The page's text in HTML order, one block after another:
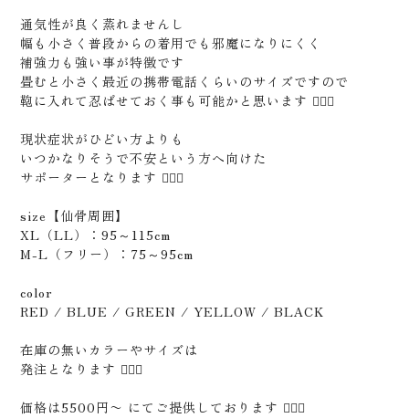
通気性が良く蒸れませんし
幅も小さく普段からの着用でも邪魔になりにくく
補強力も強い事が特徴です
畳むと小さく最近の携帯電話くらいのサイズですので
鞄に入れて忍ばせておく事も可能かと思います 🙆🏻‍♂️
現状症状がひどい方よりも
いつかなりそうで不安という方へ向けた
サポーターとなります 🙋🏻‍♂️
size【仙骨周囲】
XL（LL）：95～115cm
M-L（フリー）：75～95cm
color
RED / BLUE / GREEN / YELLOW / BLACK
在庫の無いカラーやサイズは
発注となります 🙇🏻‍♂️
価格は5500円〜 にてご提供しております 🙇🏻‍♂️